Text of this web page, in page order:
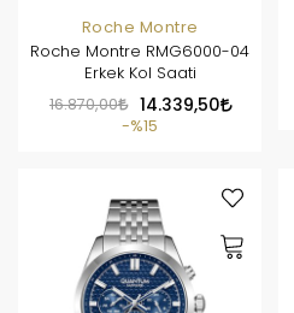
Roche Montre
Roche Montre RMG6000-04
Erkek Kol Saati
16.870,00
14.339,50
%15